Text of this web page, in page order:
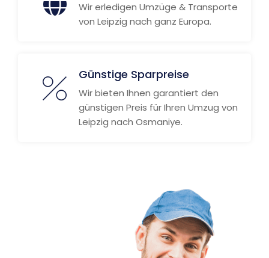
Wir erledigen Umzüge & Transporte
von Leipzig nach ganz Europa.
Günstige Sparpreise
Wir bieten Ihnen garantiert den
günstigen Preis für Ihren Umzug von
Leipzig nach Osmaniye.